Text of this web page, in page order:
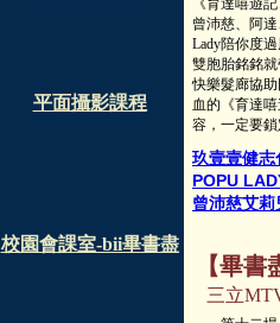
平面攝影課程
校園會課室-bii畢書盡
《育達嘻遊
曾沛慈、阿
Lady陪你度
雙胞胎銘銘
快樂髮廊協
血的《育達
容，一定要
玖壹壹健志
POPU
曾沛慈艾
【畢
三立